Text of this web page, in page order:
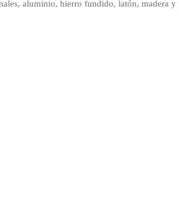
aluminio, hierro fundido, latón, madera y